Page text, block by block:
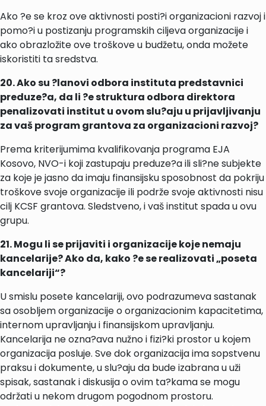
Ako ?e se kroz ove aktivnosti posti?i organizacioni razvoj i
pomo?i u postizanju programskih ciljeva organizacije i
ako obrazložite ove troškove u budžetu, onda možete
iskoristiti ta sredstva.
20. Ako su ?lanovi odbora instituta predstavnici
preduze?a, da li ?e struktura odbora direktora
penalizovati institut u ovom slu?aju u prijavljivanju
za vaš program grantova za organizacioni razvoj?
Prema kriterijumima kvalifikovanja programa EJA
Kosovo, NVO-i koji zastupaju preduze?a ili sli?ne subjekte
za koje je jasno da imaju finansijsku sposobnost da pokriju
troškove svoje organizacije ili podrže svoje aktivnosti nisu
cilj KCSF grantova. Sledstveno, i vaš institut spada u ovu
grupu.
21. Mogu li se prijaviti i organizacije koje nemaju
kancelarije? Ako da, kako ?e se realizovati „poseta
kancelariji“?
U smislu posete kancelariji, ovo podrazumeva sastanak
sa osobljem organizacije o organizacionim kapacitetima,
internom upravljanju i finansijskom upravljanju.
Kancelarija ne ozna?ava nužno i fizi?ki prostor u kojem
organizacija posluje. Sve dok organizacija ima sopstvenu
praksu i dokumente, u slu?aju da bude izabrana u uži
spisak, sastanak i diskusija o ovim ta?kama se mogu
održati u nekom drugom pogodnom prostoru.